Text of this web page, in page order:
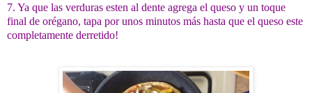
7. Ya que las verduras esten al dente agrega el queso y un toque
final de orégano, tapa por unos minutos más hasta que el queso este
completamente derretido!